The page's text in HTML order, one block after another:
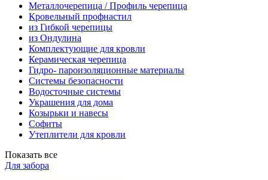
Металлочерепица / Профиль черепица
Кровельный профнастил
из Гибкой черепицы
из Ондулина
Комплектующие для кровли
Керамическая черепица
Гидро- пароизоляционные материалы
Системы безопасности
Водосточные системы
Украшения для дома
Козырьки и навесы
Софиты
Утеплители для кровли
Показать все
Для забора